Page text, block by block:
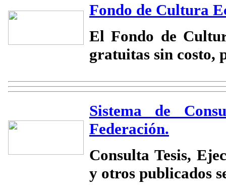
Fondo de Cultura
El Fondo de
gratuitas sin costo,
Sistema de
Federación.
Consulta Tesis,
y otros publicados